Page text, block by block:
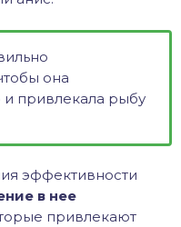
она
привлекала рыбу
эффективности
в нее
привлекают